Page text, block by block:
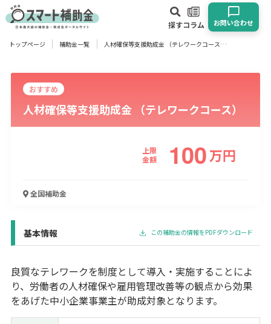
探すコラム お問い合わせ
対象
企業 団体 個人 その他
エリア
物流・運輸業
宿泊･旅館業
使い道
経営改善・経営強化 販路拡大 海外展開 設備投資
IT導入
人材採用・雇用
人材育成・福利厚生
特許・知的財産
トップページ 補助金一覧 人材確保等支援助成金 （テレワークコース）
おすすめ
人材確保等支援助成金 （テレワークコース）
上限
金額
100万円
全国補助金
基本情報 この補助金の情報をPDFダウンロード
良質なテレワークを制度として導入・実施することによ
り、労働者の人材確保や雇用管理改善等の観点から効果
をあげた中小企業事業主が助成対象となります。